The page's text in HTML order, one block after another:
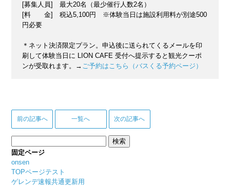
[募集人員] 最大20名（最少催行人数2名）
[料 金] 税込5,100円 ※体験当日は施設利用料が別途500
円必要
＊ネット決済限定プラン。申込後に送られてくるメールを印
刷して体験当日に LION CAFE 受付へ提示すると観光クーポ
ンが受取れます。→ ご予約はこちら（バスくる予約ページ）
前の記事へ 一覧へ 次の記事へ
索:
固定ページ
onsen
TOPページテスト
ゲレンデ速報共通更新用